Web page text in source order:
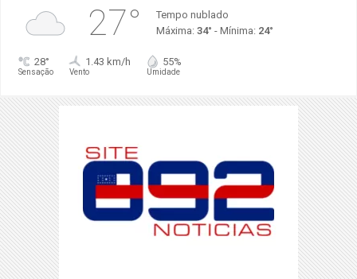
27°
Tempo nublado
Máxima: 34° - Mínima: 24°
28°
Sensação
1.43 km/h
Vento
55%
Umidade